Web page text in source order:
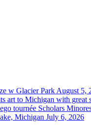
w Glacier Park August 5,
art to Michigan with great
tournée Scholars
Michigan July 6, 2026